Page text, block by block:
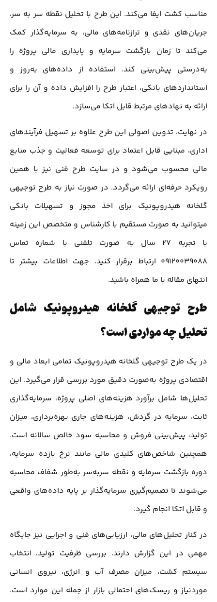
مناسب کشت ایفا می‌کند. این طرح با تحلیل نقطه سر به سر،
جریان‌های نقدی و ترازنامه‌های مالی، به سرمایه‌گذار کمک
می‌کند تا زمان بازگشت سرمایه و پایداری مالی پروژه را
به‌درستی پیش‌بینی کند. استفاده از داده‌های به‌روز و
استانداردهای بانکی، اعتبار طرح را افزایش داده و آن را برای
ارائه به نهادهای مرتبط قابل اتکا می‌سازد.
در نهایت، تدوین اصولی این طرح علاوه بر تسهیل فرآیندهای
اداری، مبنایی قابل اعتماد برای توسعه فعالیت و جذب منابع
مالی محسوب می‌شود و در سایت طرح فنی نیز با همین
رویکرد حرفه‌ای ارائه می‌گردد. در صورت نیاز به طرح توجیهی
گلخانه هیدروپونیک برای اخذ مجوز و تسهیلات بانکی
میتوانید به صورت مستقیم با کارشناس و متخصص این زمینه
با تجربه 27 سال به صورت تلفنی با شماره تماس
09120039088 ارتباط برقرار کنید. جهت اطلاعات بیشتر تا
انتهای مقاله با ما همراه باشید.
طرح توجیهی گلخانه هیدروپونیک شامل
تحلیل چه مواردی است؟
در یک طرح توجیهی گلخانه هیدروپونیک تمامی ابعاد مالی و
اقتصادی پروژه به‌صورت دقیق مورد بررسی قرار می‌گیرد. این
تحلیل‌ها شامل برآورد هزینه‌های اصلی پروژه، سرمایه‌گذاری
ثابت، سرمایه در گردش، هزینه‌های جاری بهره‌برداری، میزان
تولید، پیش‌بینی فروش و محاسبه سود خالص سالانه است.
همچنین شاخص‌های کلیدی مالی مانند نرخ بازده سرمایه،
دوره بازگشت سرمایه و نقطه سر‌به‌سر به‌طور شفاف محاسبه
می‌شوند تا تصمیم‌گیری سرمایه‌گذار بر پایه داده‌های واقعی
و قابل اتکا انجام گیرد.
در کنار تحلیل‌های مالی، ارزیابی‌های فنی و اجرایی نیز جایگاه
مهمی در این گزارش دارند. بررسی ظرفیت تولید، انتخاب
سیستم کشت، میزان مصرف آب و انرژی، نیروی انسانی
موردنیاز و ریسک‌های احتمالی بازار از جمله این موارد است.